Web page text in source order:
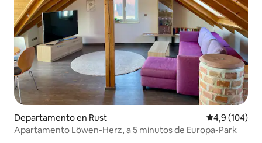
Departamento en Rust Calificación
4,9 (104)
Apartamento Löwen-Herz, a 5 minutos de Europa-Park